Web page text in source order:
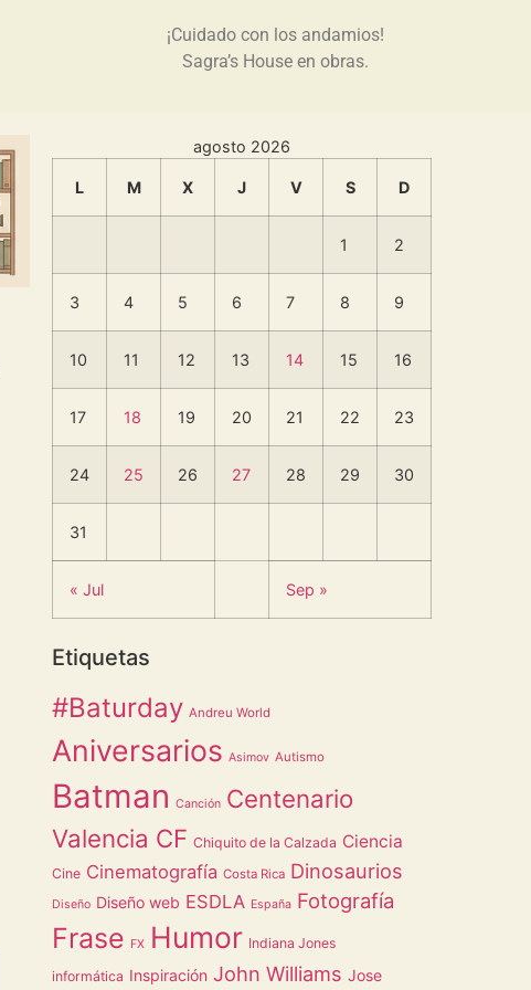
¡Cuidado con los andamios!
Sagra’s House en obras.
agosto 2026
L M X J V S D
1 2
3 4 5 6 7 8 9
10 11 12 13 14 15 16
17 18 19 20 21 22 23
24 25 26 27 28 29 30
31
« Jul Sep »
Etiquetas
#Baturday Andreu World
Aniversarios Asimov Autismo
Batman Canción Centenario
Valencia CF Chiquito de la Calzada Ciencia
Cine Cinematografía Costa Rica Dinosaurios
Diseño Diseño web ESDLA España Fotografía
Frase FX Humor Indiana Jones
informática Inspiración John Williams Jose